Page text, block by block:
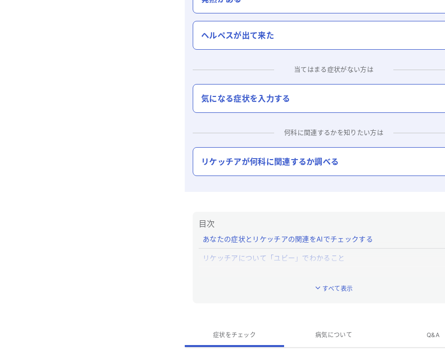
ヘルペスが出て来た
当てはまる症状がない方は
気になる症状を入力する
何科に関連するかを知りたい方は
リケッチアが何科に関連するか調べる
目次
あなたの症状とリケッチアの関連をAIでチェックする
リケッチアについて「ユビー」でわかること
リケッチアのQ&A
すべて表示
症状をチェック 病気について Q&A